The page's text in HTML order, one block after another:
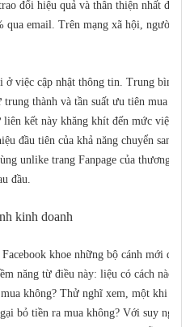
đổi hiệu quả và thân thiện nhất đối
qua email. Trên mạng xã hội, người
ở việc cập nhật thông tin. Trung bình
thành và tần suất ưu tiên mua
liên kết này khăng khít đến mức việc
đầu tiên của khả năng chuyển sang
unlike trang Fanpage của thương
đầu.
kinh doanh
khoe những bộ cánh mới để
năng từ điều này: liệu có cách nào
không? Thử nghĩ xem, một khi biết
bỏ tiền ra mua không? Với suy